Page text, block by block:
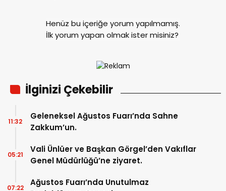
Henüz bu içeriğe yorum yapılmamış.
İlk yorum yapan olmak ister misiniz?
İlginizi Çekebilir
Geleneksel Ağustos Fuarı’nda Sahne
Zakkum’un.
11:32
Vali Ünlüer ve Başkan Görgel’den Vakıflar
Genel Müdürlüğü’ne ziyaret.
05:21
Ağustos Fuarı’nda Unutulmaz
07:22